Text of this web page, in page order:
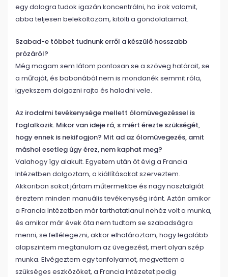
egy dologra tudok igazán koncentrálni, ha írok valamit,
abba teljesen beleköltözöm, kitölti a gondolataimat.
Szabad-e többet tudnunk erről a készülő hosszabb
prózáról?
Még magam sem látom pontosan se a szöveg határait, se
a műfaját, és babonából nem is mondanék semmit róla,
igyekszem dolgozni rajta és haladni vele.
Az irodalmi tevékenysége mellett ólomüvegezéssel is
foglalkozik. Mikor van ideje rá, s miért érezte szükségét,
hogy ennek is nekifogjon? Mit ad az ólomüvegezés, amit
máshol esetleg úgy érez, nem kaphat meg?
Valahogy így alakult. Egyetem után öt évig a Francia
Intézetben dolgoztam, a kiállításokat szerveztem.
Akkoriban sokat jártam műtermekbe és nagy nosztalgiát
éreztem minden manuális tevékenység iránt. Aztán amikor
a Francia Intézetben már tarthatatlanul nehéz volt a munka,
és amikor már évek óta nem tudtam se szabadságra
menni, se fellélegezni, akkor elhatároztam, hogy legalább
alapszintem megtanulom az üvegezést, mert olyan szép
munka. Elvégeztem egy tanfolyamot, megvettem a
szükséges eszközöket, a Francia Intézetet pedig